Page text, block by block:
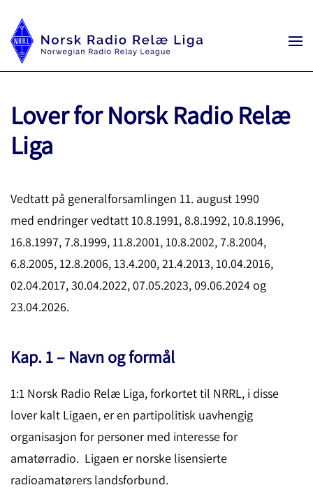
Lover for Norsk Radio Relæ
Liga
Vedtatt på generalforsamlingen 11. august 1990
med endringer vedtatt 10.8.1991, 8.8.1992, 10.8.1996,
16.8.1997, 7.8.1999, 11.8.2001, 10.8.2002, 7.8.2004,
6.8.2005, 12.8.2006, 13.4.200, 21.4.2013, 10.04.2016,
02.04.2017, 30.04.2022, 07.05.2023, 09.06.2024 og
23.04.2026.
Kap. 1 – Navn og formål
1:1 Norsk Radio Relæ Liga, forkortet til NRRL, i disse
lover kalt Ligaen, er en partipolitisk uavhengig
organisasjon for personer med interesse for
amatørradio. Ligaen er norske lisensierte
radioamatørers landsforbund.